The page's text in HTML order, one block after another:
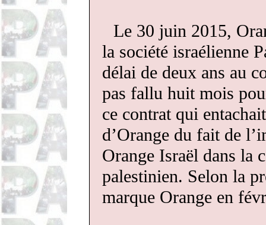
Le 30 juin 2015,
la société israélienne
délai de deux ans au
pas fallu huit mois
ce contrat qui
d’Orange du fait de
Orange Israël dans la
palestinien. Selon la
marque Orange en